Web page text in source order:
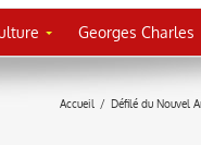
Georges Charles
Accueil / Défilé du Nouvel